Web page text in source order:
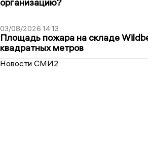
организацию?
03/08/2026 14:13
Площадь пожара на складе
квадратных метров
Новости СМИ2